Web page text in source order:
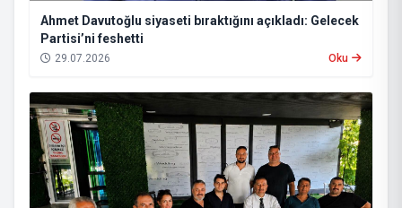
Ahmet Davutoğlu siyaseti bıraktığını açıkladı: Gelecek
Partisi’ni feshetti
29.07.2026 Oku